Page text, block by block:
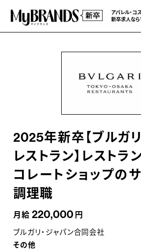
アパレル・コ
新卒求人なら
2025年新卒【ブルガ
レストラン】レストラ
コレートショップの
調理職
月給 220,000 円
ブルガリ・ジャパン合同会社
その他